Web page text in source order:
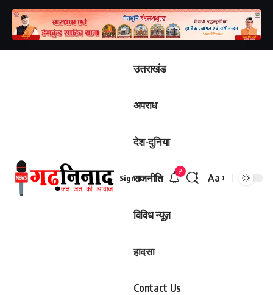
उत्तराखंड
अपराध
देश-दुनिया
राजनीति
विविध न्यूज़
हादसा
Contact Us
Sign In
9
Aa